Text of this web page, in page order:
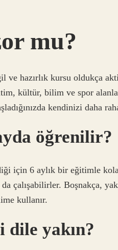
mu?
ve hazırlık kursu oldukça
kültür, bilim ve spor
kendinizi daha
öğrenilir?
için 6 aylık bir eğitimle
çalışabilirler. Boşnakça,
kullanır.
dile yakın?